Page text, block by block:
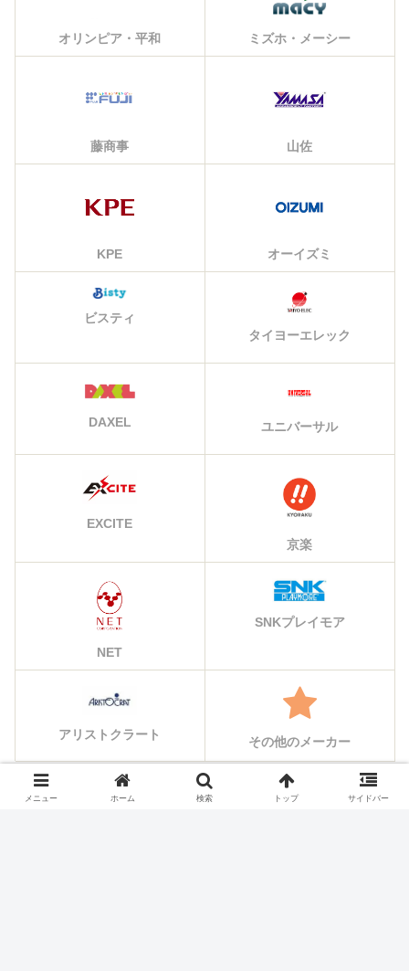
オリンピア・平和 ミズホ・メーシー
藤商事 山佐
KPE オーイズミ
ビスティ
タイヨーエレック
DAXEL ユニバーサル
EXCITE
京楽
NET
SNKプレイモア
アリストクラート その他のメーカー
メニュー ホーム 検索 トップ サイドバー